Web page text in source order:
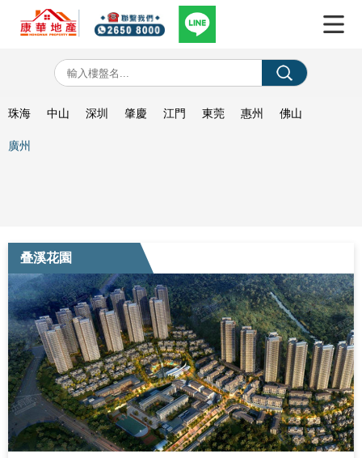
珠海 中山 深圳 肇慶 江門 東莞 惠州 佛山
廣州
叠溪花園